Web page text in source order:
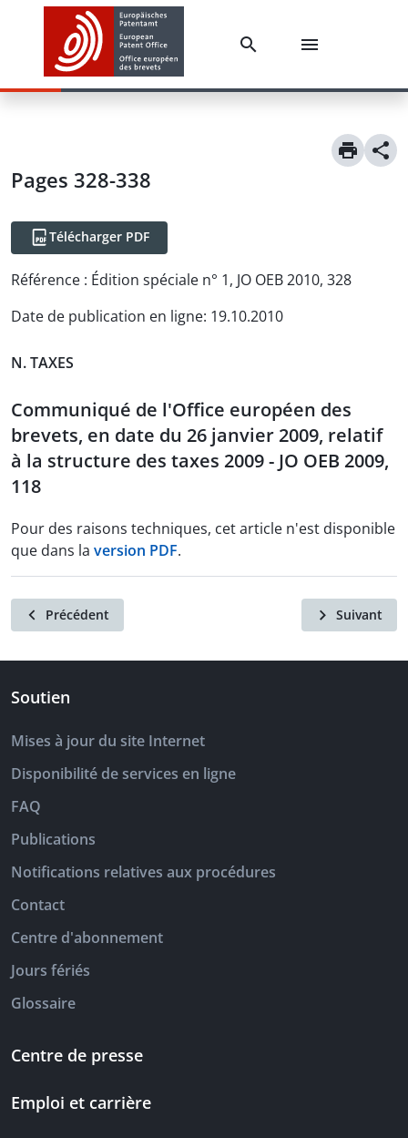
Pages 328-338
Télécharger PDF
Référence : Édition spéciale n° 1, JO OEB 2010, 328
Date de publication en ligne: 19.10.2010
N. TAXES
Communiqué de l'Office européen des
brevets, en date du 26 janvier 2009, relatif
à la structure des taxes 2009 - JO OEB 2009,
118
Pour des raisons techniques, cet article n'est disponible
que dans la version PDF.
Précédent Suivant
Soutien
Mises à jour du site Internet
Disponibilité de services en ligne
FAQ
Publications
Notifications relatives aux procédures
Contact
Centre d'abonnement
Jours fériés
Glossaire
Centre de presse
Emploi et carrière